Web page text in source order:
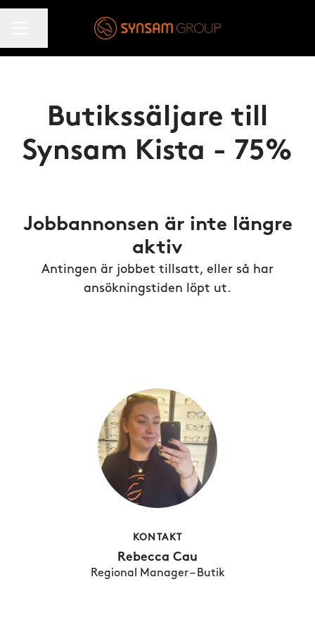
Butikssäljare till
Synsam Kista - 75%
Jobbannonsen är inte längre
aktiv
Antingen är jobbet tillsatt, eller så har
ansökningstiden löpt ut.
KONTAKT
Rebecca Cau
Regional Manager – Butik